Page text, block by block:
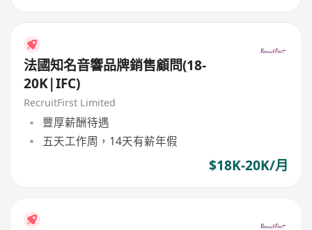
法國知名音響品牌銷售顧問(18-
20K|IFC)
RecruitFirst Limited
豐厚薪酬待遇
五天工作周，14天有薪年假
$18K-20K/月